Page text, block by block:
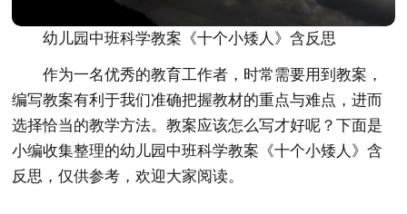
幼儿园中班科学教案《十个小矮人》含反思
作为一名优秀的教育工作者，时常需要用到教案，
编写教案有利于我们准确把握教材的重点与难点，进而
选择恰当的教学方法。教案应该怎么写才好呢？下面是
小编收集整理的幼儿园中班科学教案《十个小矮人》含
反思，仅供参考，欢迎大家阅读。